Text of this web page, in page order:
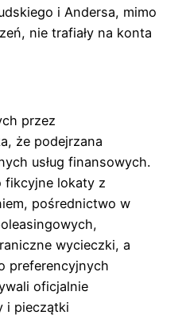
i Andersa, mimo
nie trafiały na konta
przez
że podejrzana
usług finansowych.
fikcyjne lokaty z
pośrednictwo w
wycieczki, a
preferencyjnych
oficjalnie
i pieczątki